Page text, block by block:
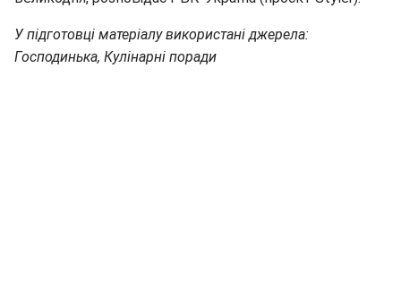
У підготовці матеріалу використані джерела:
Господинька, Кулінарні поради